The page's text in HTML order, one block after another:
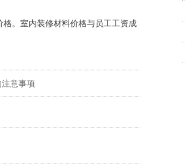
。室内装修材料价格与员工工资成
意事项